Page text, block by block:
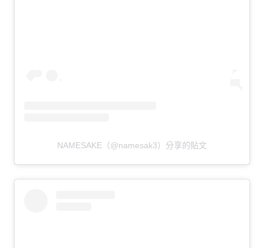
NAMESAKE（@namesak3）分享的貼文